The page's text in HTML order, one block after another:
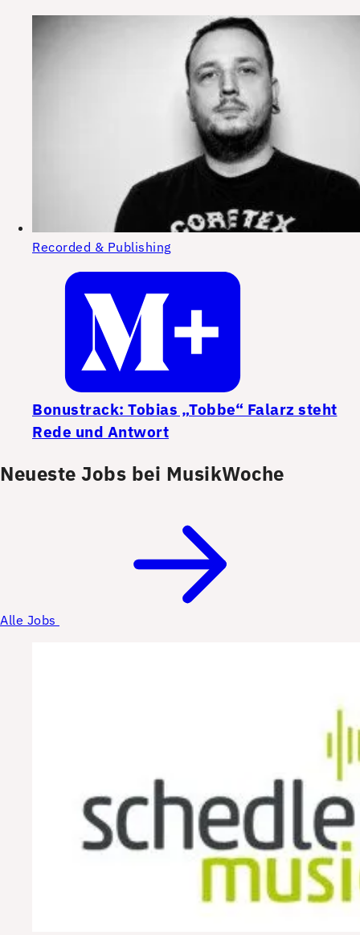
Recorded & Publishing
Bonustrack: Tobias „Tobbe“ Falarz steht
Rede und Antwort
Neueste Jobs bei MusikWoche
Alle Jobs